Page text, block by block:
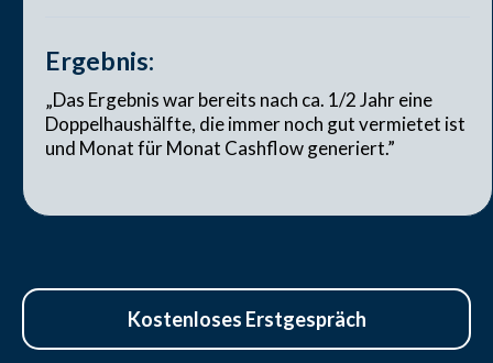
Ergebnis:
„Das Ergebnis war bereits nach ca. 1/2 Jahr eine
Doppelhaushälfte, die immer noch gut vermietet ist
und Monat für Monat Cashflow generiert.”
Kostenloses Erstgespräch